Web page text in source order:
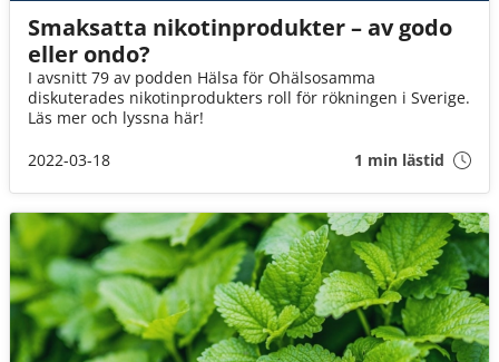
Smaksatta nikotinprodukter – av godo
eller ondo?
I avsnitt 79 av podden Hälsa för Ohälsosamma
diskuterades nikotinprodukters roll för rökningen i Sverige.
Läs mer och lyssna här!
2022-03-18
1 min lästid